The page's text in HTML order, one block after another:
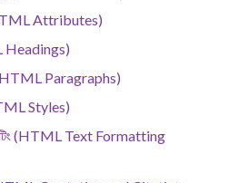
Attributes)
Headings)
(HTML Paragraphs)
Styles)
(HTML Text Formatting